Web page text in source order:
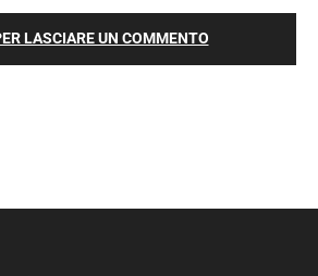
LASCIARE UN COMMENTO